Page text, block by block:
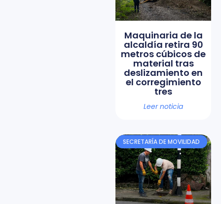
Maquinaria de la
alcaldía retira 90
metros cúbicos de
material tras
deslizamiento en
el corregimiento
tres
Leer noticia
SECRETARÍA DE MOVILIDAD